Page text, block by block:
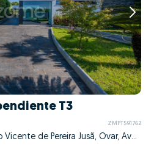
T3
ZMPT591762
Ovar, São João, Arada e São Vicente de Pereira Jusã, Ovar, Aveiro